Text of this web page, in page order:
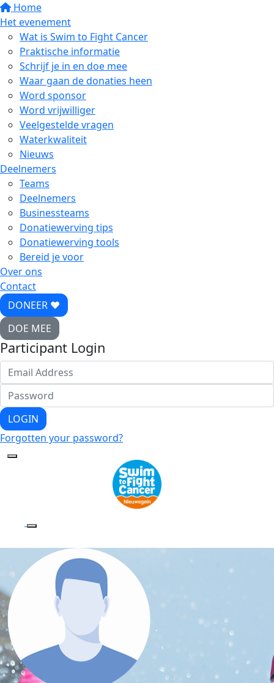
Home
Het evenement
Wat is Swim to Fight Cancer
Praktische informatie
Schrijf je in en doe mee
Waar gaan de donaties heen
Word sponsor
Word vrijwilliger
Veelgestelde vragen
Waterkwaliteit
Nieuws
Deelnemers
Teams
Deelnemers
Businessteams
Donatiewerving tips
Donatiewerving tools
Bereid je voor
Over ons
Contact
DONEER ♥
DOE MEE
Participant Login
LOGIN
Forgotten your password?